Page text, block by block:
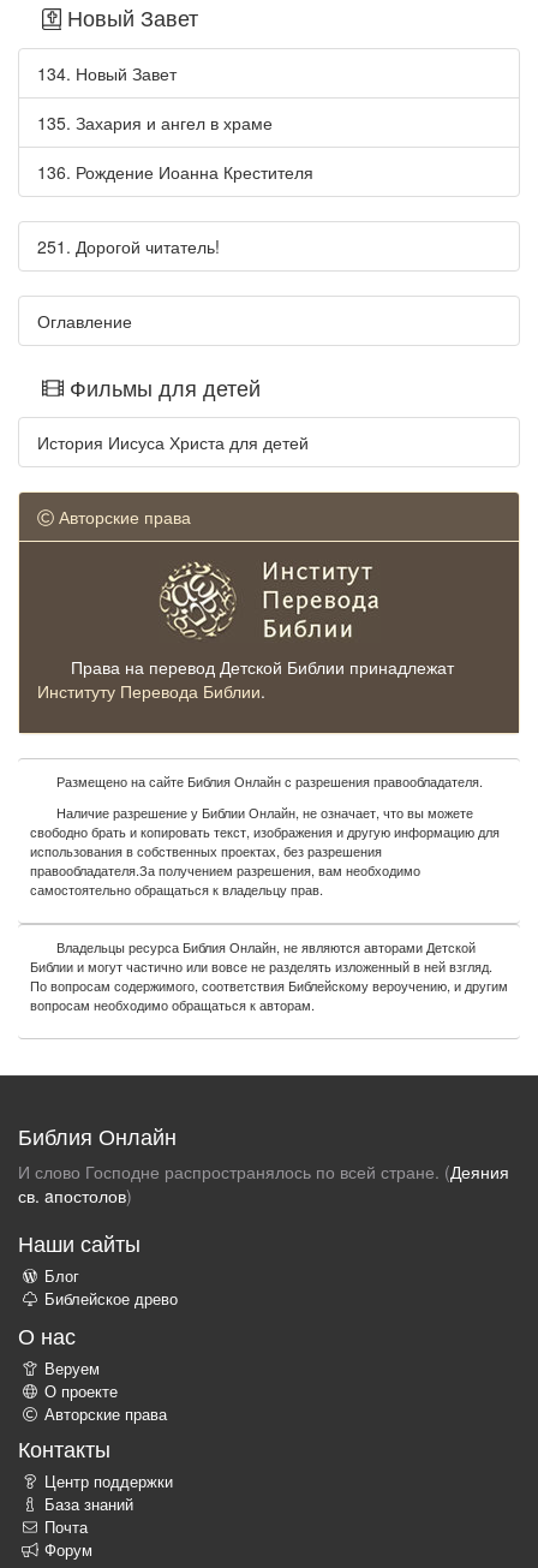
Новый Завет
134. Новый Завет
135. Захария и ангел в храме
136. Рождение Иоанна Крестителя
251. Дорогой читатель!
Оглавление
Фильмы для детей
История Иисуса Христа для детей
Авторские права
Права на перевод Детской Библии принадлежат
Институту Перевода Библии.
Размещено на сайте Библия Онлайн с разрешения правообладателя.
Наличие разрешение у Библии Онлайн, не означает, что вы можете
свободно брать и копировать текст, изображения и другую информацию для
использования в собственных проектах, без разрешения
правообладателя.За получением разрешения, вам необходимо
самостоятельно обращаться к владельцу прав.
Владельцы ресурса Библия Онлайн, не являются авторами Детской
Библии и могут частично или вовсе не разделять изложенный в ней взгляд.
По вопросам содержимого, соответствия Библейскому вероучению, и другим
вопросам необходимо обращаться к авторам.
Библия Онлайн
И слово Господне распространялось по всей стране. (Деяния
св. aпостолов)
Наши сайты
Блог
Библейское древо
О нас
Веруем
О проекте
Авторские права
Контакты
Центр поддержки
База знаний
Почта
Форум